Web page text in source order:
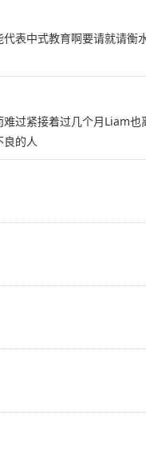
表中式教育啊要请就请
过紧接着过几个月Liam
的人